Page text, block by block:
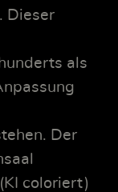
Dieser
als
Der
coloriert)